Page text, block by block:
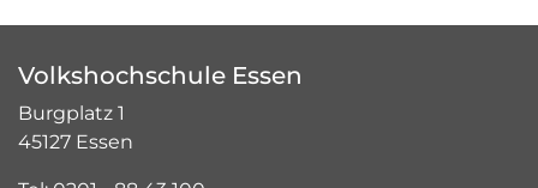
Volkshochschule Essen
Burgplatz 1
45127 Essen